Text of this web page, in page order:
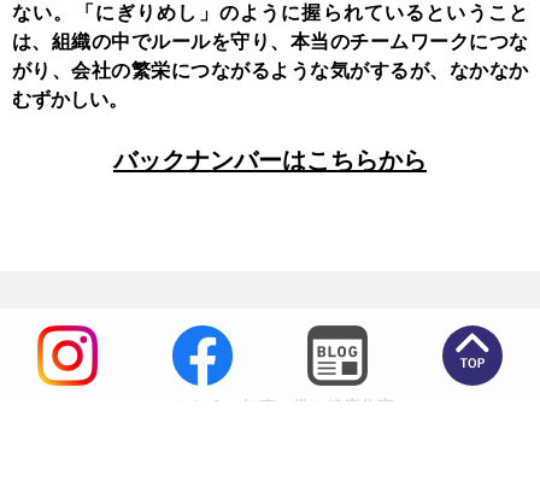
ない。「にぎりめし」のように握られているということ
は、組織の中でルールを守り、本当のチームワークにつな
がり、会社の繁栄につながるような気がするが、なかなか
むずかしい。
バックナンバーはこちらから
いにしえの知恵に学ぶ健康住宅